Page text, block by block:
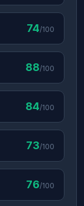
74/100
88/100
84/100
73/100
76/100